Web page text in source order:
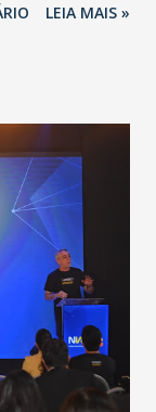
da
uma
anos, com
Trata-se
um poder de
apontou o
chance de
risco à
saber fazer a
LEIA MAIS »